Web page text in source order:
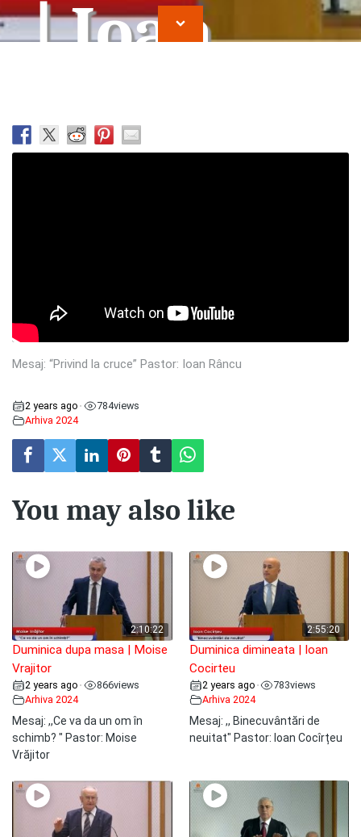
| Ioan
Rancu
Mesaj: “Privind la cruce” Pastor: Ioan Râncu
2 years ago • 784views
Arhiva 2024
You may also like
2:10:22
Duminica dupa masa | Moise
Vrajitor
2 years ago • 866views
Arhiva 2024
Mesaj: ,,Ce va da un om în
schimb? " Pastor: Moise
Vrăjitor
2:55:20
Duminica dimineata | Ioan
Cocirteu
2 years ago • 783views
Arhiva 2024
Mesaj: ,, Binecuvântări de
neuitat" Pastor: Ioan Cocîrțeu